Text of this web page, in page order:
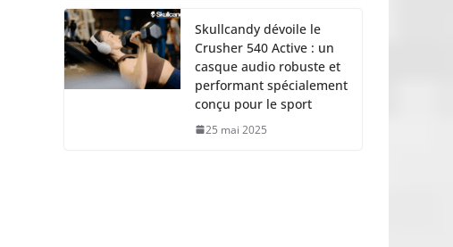
Skullcandy dévoile le
Crusher 540 Active : un
casque audio robuste et
performant spécialement
conçu pour le sport
25 mai 2025